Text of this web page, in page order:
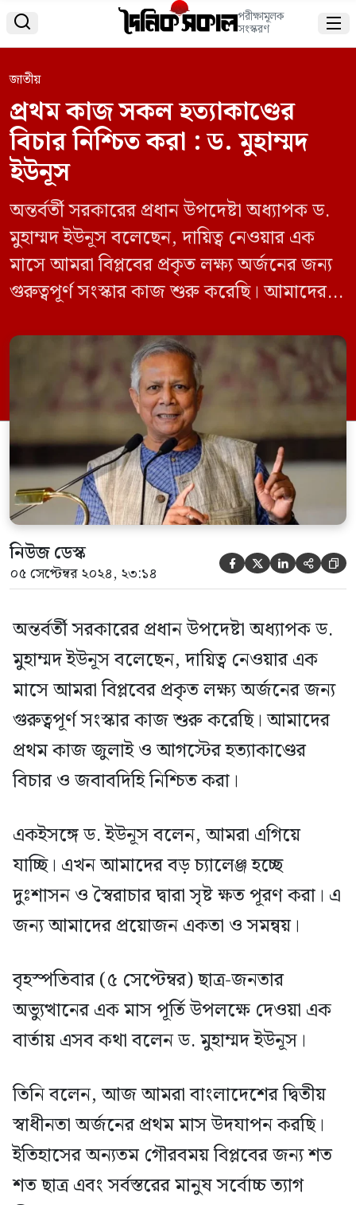
 পরীক্ষামূলক
সংস্করণ 
জাতীয়
প্রথম কাজ সকল হত্যাকাণ্ডের
বিচার নিশ্চিত করা : ড. মুহাম্মদ
ইউনূস
অন্তর্বর্তী সরকারের প্রধান উপদেষ্টা অধ্যাপক ড.
মুহাম্মদ ইউনূস বলেছেন, দায়িত্ব নেওয়ার এক
মাসে আমরা বিপ্লবের প্রকৃত লক্ষ্য অর্জনের জন্য
গুরুত্বপূর্ণ সংস্কার কাজ শুরু করেছি। আমাদের
ও জবাবদিহি নিশ্চিত করা। একইসঙ্গে ড. ইউনূস
বলেন, আমরা এগিয়ে যাচ্ছি। এখন আমাদের বড়
চ্যালেঞ্জ হচ্ছে দুঃশাসন ও স্বৈরাচার দ্বারা সৃষ্ট ক্ষত
পূরণ […]
নিউজ ডেস্ক
০৫ সেপ্টেম্বর ২০২৪, ২৩:১৪     
অন্তর্বর্তী সরকারের প্রধান উপদেষ্টা অধ্যাপক ড.
মুহাম্মদ ইউনূস বলেছেন, দায়িত্ব নেওয়ার এক
মাসে আমরা বিপ্লবের প্রকৃত লক্ষ্য অর্জনের জন্য
গুরুত্বপূর্ণ সংস্কার কাজ শুরু করেছি। আমাদের
প্রথম কাজ জুলাই ও আগস্টের হত্যাকাণ্ডের
বিচার ও জবাবদিহি নিশ্চিত করা।
একইসঙ্গে ড. ইউনূস বলেন, আমরা এগিয়ে
যাচ্ছি। এখন আমাদের বড় চ্যালেঞ্জ হচ্ছে
দুঃশাসন ও স্বৈরাচার দ্বারা সৃষ্ট ক্ষত পূরণ করা। এ
জন্য আমাদের প্রয়োজন একতা ও সমন্বয়।
বৃহস্পতিবার (৫ সেপ্টেম্বর) ছাত্র-জনতার
অভ্যুত্থানের এক মাস পূর্তি উপলক্ষে দেওয়া এক
বার্তায় এসব কথা বলেন ড. মুহাম্মদ ইউনূস।
তিনি বলেন, আজ আমরা বাংলাদেশের দ্বিতীয়
স্বাধীনতা অর্জনের প্রথম মাস উদযাপন করছি।
ইতিহাসের অন্যতম গৌরবময় বিপ্লবের জন্য শত
শত ছাত্র এবং সর্বস্তরের মানুষ সর্বোচ্চ ত্যাগ